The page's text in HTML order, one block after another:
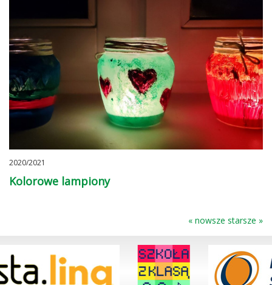
2020/2021
Kolorowe lampiony
« nowsze starsze »